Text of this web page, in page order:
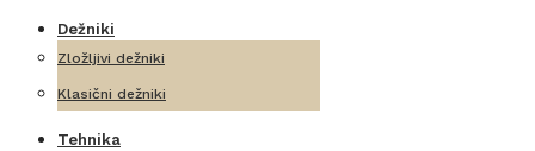
Dežniki
Zložljivi dežniki
Klasični dežniki
Tehnika